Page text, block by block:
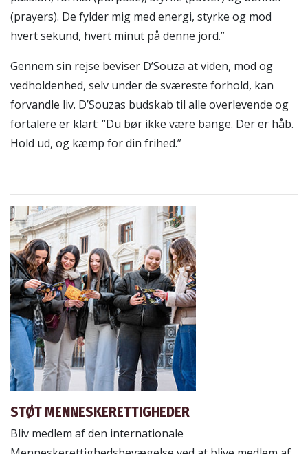
(prayers). De fylder mig med energi, styrke og mod
hvert sekund, hvert minut på denne jord.”
Gennem sin rejse beviser D’Souza at viden, mod og
vedholdenhed, selv under de sværeste forhold, kan
forvandle liv. D’Souzas budskab til alle overlevende og
fortalere er klart: “Du bør ikke være bange. Der er håb.
Hold ud, og kæmp for din frihed.”
STØT MENNESKE­RETTIGHEDER
Bliv medlem af den internationale